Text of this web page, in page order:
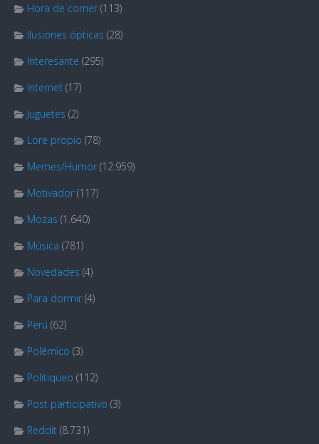
Hora de comer (113)
Ilusiones ópticas (28)
Interesante (295)
Internet (17)
Juguetes (2)
Lore propio (78)
Memes/Humor (12.959)
Motivador (117)
Mozas (1.640)
Música (781)
Novedades (4)
Para dormir (4)
Perú (62)
Polémico (3)
Politiqueo (112)
Post participativo (3)
Reddit (8.731)